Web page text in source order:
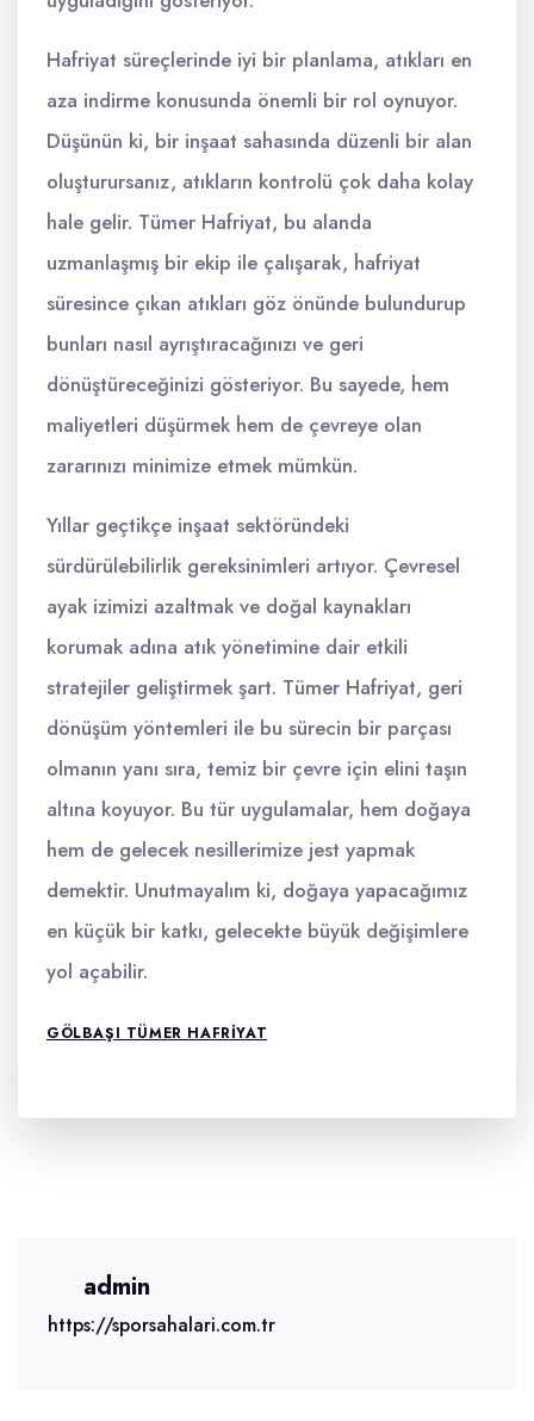
Hafriyat süreçlerinde iyi bir planlama, atıkları en
aza indirme konusunda önemli bir rol oynuyor.
Düşünün ki, bir inşaat sahasında düzenli bir alan
oluşturursanız, atıkların kontrolü çok daha kolay
hale gelir. Tümer Hafriyat, bu alanda
uzmanlaşmış bir ekip ile çalışarak, hafriyat
süresince çıkan atıkları göz önünde bulundurup
bunları nasıl ayrıştıracağınızı ve geri
dönüştüreceğinizi gösteriyor. Bu sayede, hem
maliyetleri düşürmek hem de çevreye olan
zararınızı minimize etmek mümkün.
Yıllar geçtikçe inşaat sektöründeki
sürdürülebilirlik gereksinimleri artıyor. Çevresel
ayak izimizi azaltmak ve doğal kaynakları
korumak adına atık yönetimine dair etkili
stratejiler geliştirmek şart. Tümer Hafriyat, geri
dönüşüm yöntemleri ile bu sürecin bir parçası
olmanın yanı sıra, temiz bir çevre için elini taşın
altına koyuyor. Bu tür uygulamalar, hem doğaya
hem de gelecek nesillerimize jest yapmak
demektir. Unutmayalım ki, doğaya yapacağımız
en küçük bir katkı, gelecekte büyük değişimlere
yol açabilir.
GÖLBAŞI TÜMER HAFRIYAT
admin
https://sporsahalari.com.tr